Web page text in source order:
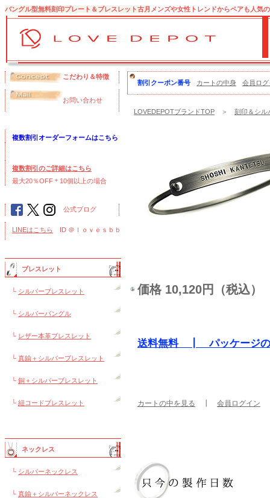
バングル型無料刻印プレート＆ブレスレット古月 メンズや女性トレンドからペアも人気
こだわり＆特徴
お問い合わせ
複数割引オーダーフォームはこちら
複数割引のご詳細はこちら
最大20％OFF＊10個以上の場合
公式ブログ
LINEはこちら ID ＠ｌｏｖｅｓｂｂ
ブレスレット
└ シルバーブレスレット
└ シルバーバングル
└ レザー本革ブレスレット
└ 真鍮＋シルバーブレスレット
└ 銅＋シルバーブレスレット
└ 紐コードブレスレット
ネックレス
└ シルバーネックレス
└ 真鍮＋シルバーネックレス
割引クーポン番号 カートの中身 会員ログ
LOVEDEPOTブランドTOP ＞ 刻印＆シル
価格 10,120円（税込）
送料無料 ┃ パッケージの
カートの中を見る 会員ログイン